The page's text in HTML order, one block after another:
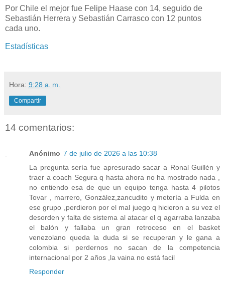
Por Chile el mejor fue Felipe Haase con 14, seguido de
Sebastián Herrera y Sebastián Carrasco con 12 puntos
cada uno.
Estadísticas
Hora: 9:28 a. m.
Compartir
14 comentarios:
Anónimo 7 de julio de 2026 a las 10:38
La pregunta sería fue apresurado sacar a Ronal Guillén y
traer a coach Segura q hasta ahora no ha mostrado nada ,
no entiendo esa de que un equipo tenga hasta 4 pilotos
Tovar , marrero, González,zancudito y metería a Fulda en
ese grupo ,perdieron por el mal juego q hicieron a su vez el
desorden y falta de sistema al atacar el q agarraba lanzaba
el balón y fallaba un gran retroceso en el basket
venezolano queda la duda si se recuperan y le gana a
colombia si perdernos no sacan de la competencia
internacional por 2 años ,la vaina no está facil
Responder